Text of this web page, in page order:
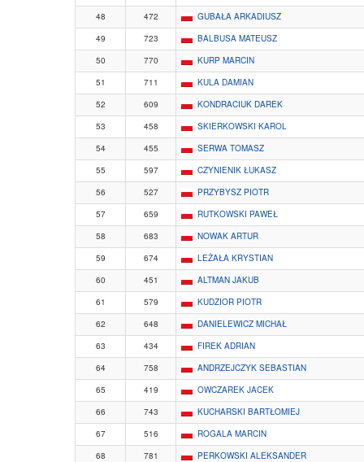
48 472
GUBAŁA ARKADIUSZ
49
723
BALBUSA MATEUSZ
50
770
KURP MARCIN
51
711
KULA DAMIAN
52
609
KONDRACIUK DAREK
53
458
SKIERKOWSKI KAROL
54
455
SERWA TOMASZ
55
597
CZYNIENIK ŁUKASZ
56
527
PRZYBYSZ PIOTR
57
659
RUTKOWSKI PAWEŁ
58
683
NOWAK ARTUR
59
674
LEŻAŁA KRYSTIAN
60
451
ALTMAN JAKUB
61
579
KUDZIOR PIOTR
62
648
DANIELEWICZ MICHAŁ
63
434
FIREK ADRIAN
64
758
ANDRZEJCZYK SEBASTIAN
65
419
OWCZAREK JACEK
66
743
KUCHARSKI BARTŁOMIEJ
67
516
ROGALA MARCIN
68
781
PERKOWSKI ALEKSANDER